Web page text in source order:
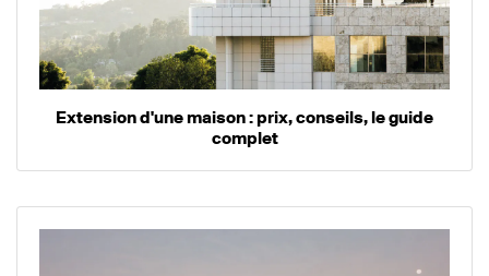
Extension d'une maison : prix, conseils, le guide
complet